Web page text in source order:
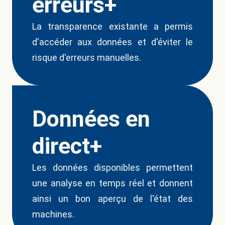
La transparence existante a permis
d'accéder aux données et d'éviter le
risque d'erreurs manuelles.
Données en
direct+
Les données disponibles permettent
une analyse en temps réel et donnent
ainsi un bon aperçu de l'état des
machines.